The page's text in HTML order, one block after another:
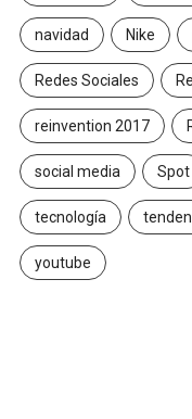
navidad Nike
Redes Sociales
reinvention 2017
social media Spot
tecnología
youtube